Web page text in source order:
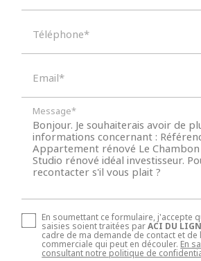
Téléphone*
Email*
Message*
En soumettant ce formulaire, j'accepte
saisies soient traitées parACI DU
cadre de ma demande de contact et de
commerciale qui peut en découler. En
consultant notre politique de